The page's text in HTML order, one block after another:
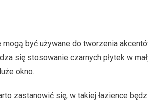
być używane do tworzenia
się stosowanie czarnych płytek w
okno.
zastanowić się, w takiej łazience